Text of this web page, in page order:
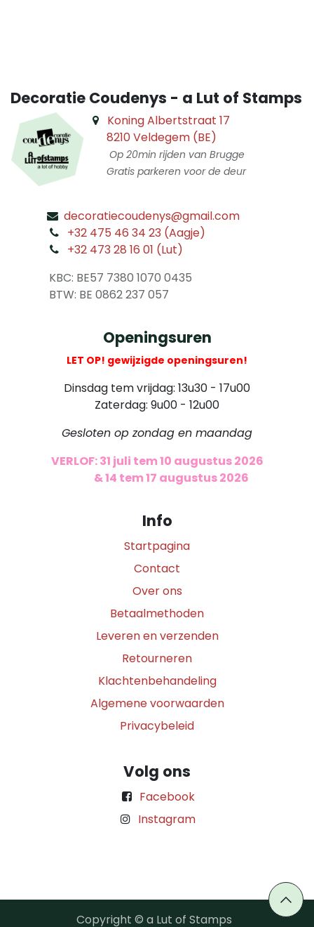
Decoratie Coudenys - a Lut of Stamps
Koning Albertstraat 17
8210 Veldegem (BE)
Op 20min rijden van Brugge
Gratis parkeren voor de deur
decoratiecoudenys@gmail.com
+32 475 46 34 23 (Aagje)
+32 473 28 16 01 (Lut)
KBC: BE57 7380 1070 0435
​ BTW: BE 0862 237 057
Openingsuren
LET OP! gewijzigde openingsuren!
Dinsdag tem vrijdag: 13u30 - 17u00
Zaterdag: 9u00 - 12u00
Gesloten op zondag en maandag
VERLOF: 31 juli tem 10 augustus 2026
& 14 tem 17 augustus 2026
Info
Startpagina
Contact
Over ons
Betaalmethoden
Leveren en verzenden
Retourneren
Klachtenbehandeling
Algemene voorwaarden
Privacybeleid
Volg ons
Facebook
Instagram
Copyright © a Lut of Stamps